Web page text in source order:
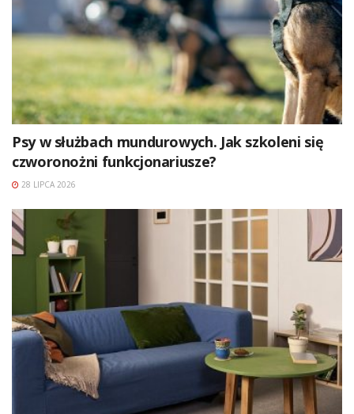
Psy w służbach mundurowych. Jak szkoleni się
czworonożni funkcjonariusze?
28 LIPCA 2026